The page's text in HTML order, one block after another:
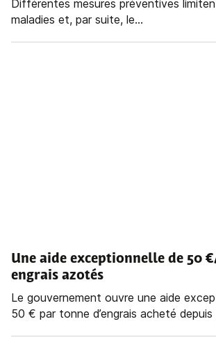
Différentes mesures préventives
maladies et, par suite, le...
Une aide exceptionnelle de 50
engrais azotés
Le gouvernement ouvre une aide
50 € par tonne d’engrais acheté depuis